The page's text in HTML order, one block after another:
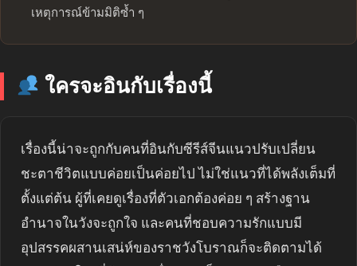
เหตุการณ์ข้ามมิติซ้ำ ๆ
ใครจะอินกับเรื่องนี้
เรื่องนี้น่าจะถูกกับคนที่อินกับซีรีส์จีนแนวปรับเปลี่ยน
ชะตาชีวิตแบบค่อยเป็นค่อยไป ไม่ใช่แนวที่ได้พลังเต็มที่
ตั้งแต่ต้น ผู้ที่เคยดูเรื่องที่ตัวเอกต้องค่อย ๆ สร้างฐาน
อำนาจในวังจะถูกใจ และคนที่ชอบความรักแบบมี
อุปสรรคผสานเสน่ห์ของราชวังโบราณก็จะติดตามได้